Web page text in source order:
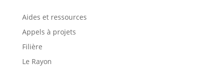
Aides et ressources
Appels à projets
Filière
Le Rayon